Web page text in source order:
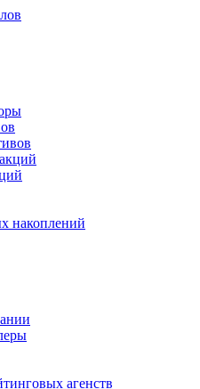
накоплений
агенств